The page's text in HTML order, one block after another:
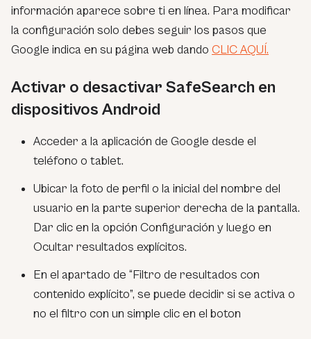
información aparece sobre ti en línea. Para modificar
la configuración solo debes seguir los pasos que
Google indica en su página web dando CLIC AQUÍ.
Activar o desactivar SafeSearch en
dispositivos Android
Acceder a la aplicación de Google desde el
teléfono o tablet.
Ubicar la foto de perfil o la inicial del nombre del
usuario en la parte superior derecha de la pantalla.
Dar clic en la opción Configuración y luego en
Ocultar resultados explícitos.
En el apartado de “Filtro de resultados con
contenido explícito”, se puede decidir si se activa o
no el filtro con un simple clic en el boton